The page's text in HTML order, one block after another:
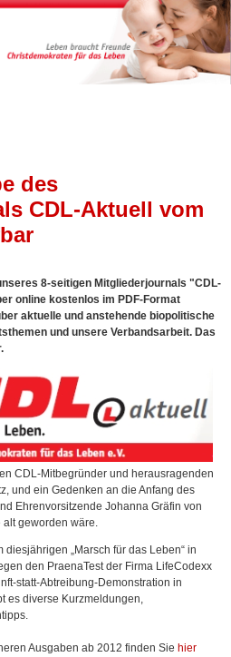
des
CDL-Aktuell vom
8-seitigen Mitgliederjournals "CDL-
online kostenlos im PDF-Format
aktuelle und anstehende biopolitische
und unsere Verbandsarbeit. Das
CDL-Mitbegründer und herausragenden
und ein Gedenken an die Anfang des
Ehrenvorsitzende Johanna Gräfin von
alt geworden wäre.
diesjährigen „Marsch für das Leben“ in
den PraenaTest der Firma LifeCodexx
statt-Abtreibung-Demonstration in
es diverse Kurzmeldungen,
Ausgaben ab 2012 finden Sie hier